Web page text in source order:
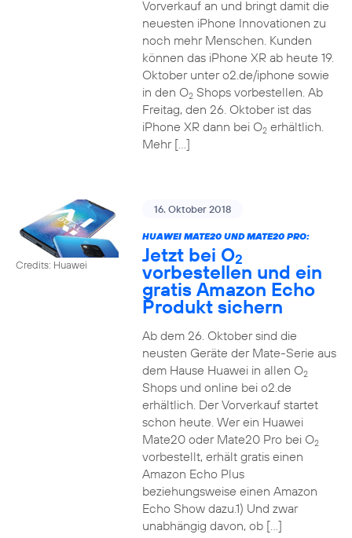
Vorverkauf an und bringt damit die
neuesten iPhone Innovationen zu
noch mehr Menschen. Kunden
können das iPhone XR ab heute 19.
Oktober unter o2.de/iphone sowie
in den O2Shops vorbestellen. Ab
Freitag, den 26. Oktober ist das
iPhone XR dann bei O2erhältlich.
Mehr […]
Credits: Huawei
16. Oktober 2018
HUAWEI MATE20 UND MATE20 PRO:
Jetzt bei O2
vorbestellen und ein
gratis Amazon Echo
Produkt sichern
Ab dem 26. Oktober sind die
neusten Geräte der Mate-Serie aus
dem Hause Huawei in allen O2
Shops und online bei o2.de
erhältlich. Der Vorverkauf startet
schon heute. Wer ein Huawei
Mate20 oder Mate20 Pro bei O2
vorbestellt, erhält gratis einen
Amazon Echo Plus
beziehungsweise einen Amazon
Echo Show dazu.1) Und zwar
unabhängig davon, ob […]